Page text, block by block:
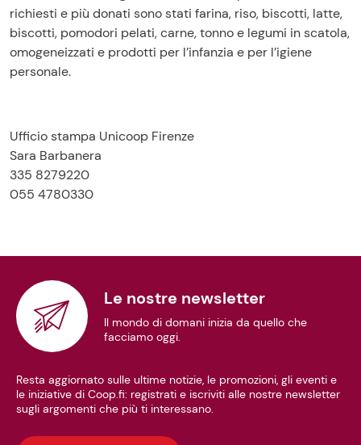
richiesti e più donati sono stati farina, riso, biscotti, latte,
biscotti, pomodori pelati, carne, tonno e legumi in scatola,
omogeneizzati e prodotti per l’infanzia e per l’igiene
personale.
Ufficio stampa Unicoop Firenze
Sara Barbanera
335 8279220
055 4780330
Le nostre newsletter
Il mondo di domani inizia da quello che
facciamo oggi.
Resta aggiornato sulle ultime notizie, le promozioni, gli eventi e
le iniziative di Coop.fi: registrati e iscriviti alle nostre newsletter
sugli argomenti che più ti interessano.